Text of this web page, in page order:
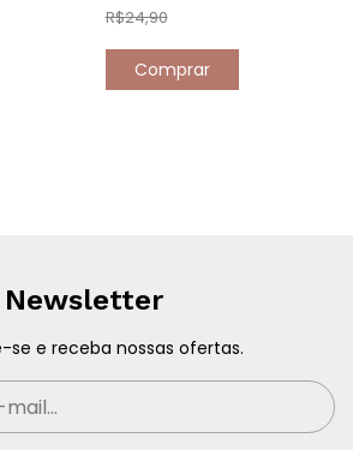
R$24,90
Comprar
Newsletter
se e receba nossas ofertas.